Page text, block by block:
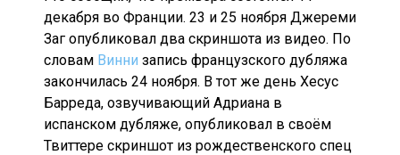
декабря во Франции. 23 и 25 ноября Джереми
Заг опубликовал два скриншота из видео. По
словам Винни запись французского дубляжа
закончилась 24 ноября. В тот же день Хесус
Барреда, озвучивающий Адриана в
испанском дубляже, опубликовал в своём
Твиттере скриншот из рождественского спец